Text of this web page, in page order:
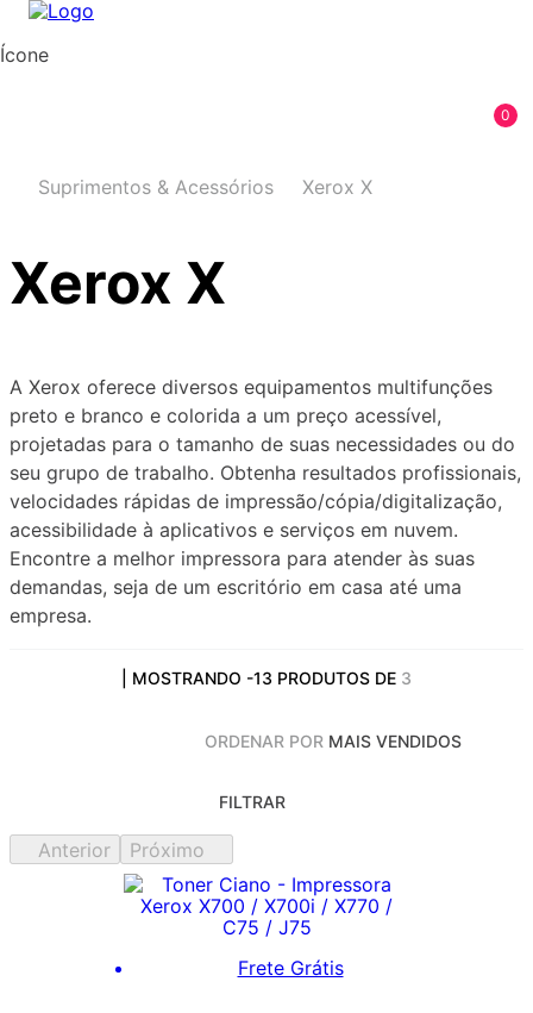
Ícone
0
Suprimentos & Acessórios Xerox X
Xerox X
A Xerox oferece diversos equipamentos multifunções
preto e branco e colorida a um preço acessível,
projetadas para o tamanho de suas necessidades ou do
seu grupo de trabalho. Obtenha resultados profissionais,
velocidades rápidas de impressão/cópia/digitalização,
acessibilidade à aplicativos e serviços em nuvem.
Encontre a melhor impressora para atender às suas
demandas, seja de um escritório em casa até uma
empresa.
| MOSTRANDO -13 PRODUTOS DE 3
ORDENAR POR MAIS VENDIDOS
FILTRAR
Anterior Próximo
Frete Grátis